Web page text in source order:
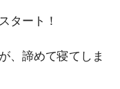
タート！
、諦めて寝てしま